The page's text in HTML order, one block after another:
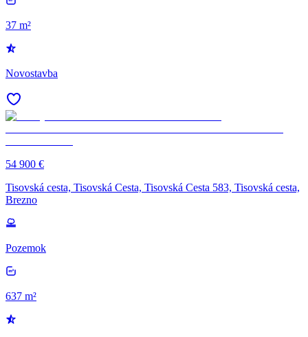
37 m²
Novostavba
54 900 €
Tisovská cesta, Tisovská Cesta, Tisovská Cesta 583, Tisovská cesta,
Brezno
Pozemok
637 m²